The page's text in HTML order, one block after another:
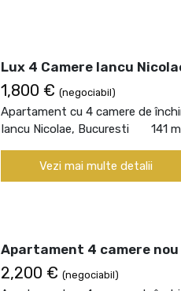
Lux 4 Camere Iancu
1,800 € (negociabil)
Apartament cu 4 camere de
Iancu Nicolae, Bucuresti
141
Vezi mai multe detalii
Apartament 4 camere
2,200 € (negociabil)